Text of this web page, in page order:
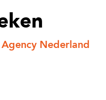
Nederland